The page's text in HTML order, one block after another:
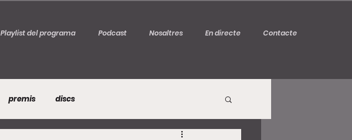
Playlist del programa Podcast Nosaltres En directe Contacte
premis discs